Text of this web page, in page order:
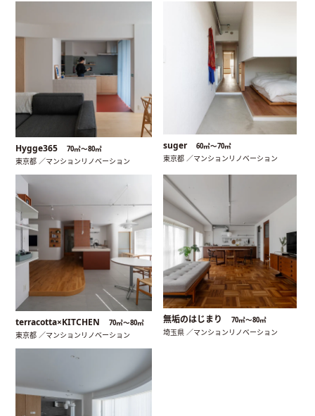
Hygge365 70㎡〜80㎡
東京都 ／マンションリノベーション
suger 60㎡〜70㎡
東京都 ／マンションリノベーション
terracotta×KITCHEN 70㎡〜80㎡
東京都 ／マンションリノベーション
無垢のはじまり 70㎡〜80㎡
埼玉県 ／マンションリノベーション